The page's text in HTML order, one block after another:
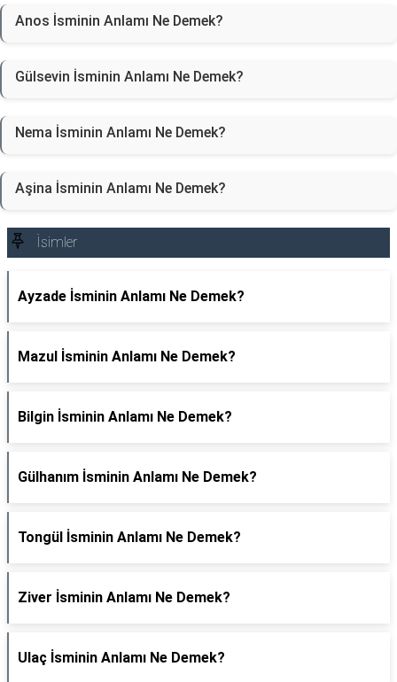
Anos İsminin Anlamı Ne Demek?
Gülsevin İsminin Anlamı Ne Demek?
Nema İsminin Anlamı Ne Demek?
Aşina İsminin Anlamı Ne Demek?
İsimler
Ayzade İsminin Anlamı Ne Demek?
Mazul İsminin Anlamı Ne Demek?
Bilgin İsminin Anlamı Ne Demek?
Gülhanım İsminin Anlamı Ne Demek?
Tongül İsminin Anlamı Ne Demek?
Ziver İsminin Anlamı Ne Demek?
Ulaç İsminin Anlamı Ne Demek?